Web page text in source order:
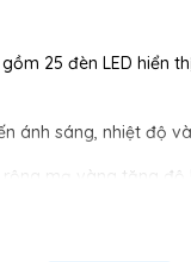
25 đèn LED hiển
ánh sáng, nhiệt độ
rộng mạ vàng tăng độ